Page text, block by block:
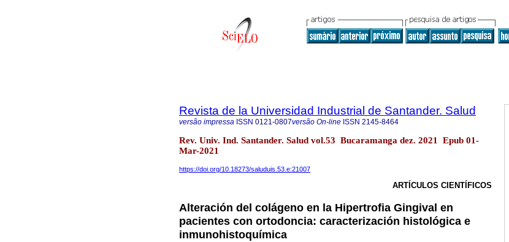
Revista de la Universidad Industrial de Santander. Salud
versão impressa ISSN 0121-0807versão On-line ISSN 2145-8464
Rev. Univ. Ind. Santander. Salud vol.53 Bucaramanga dez. 2021 Epub 01-
Mar-2021
https://doi.org/10.18273/saluduis.53.e:21007
ARTÍCULOS CIENTÍFICOS
Alteración del colágeno en la Hipertrofia Gingival en
pacientes con ortodoncia: caracterización histológica e
inmunohistoquímica